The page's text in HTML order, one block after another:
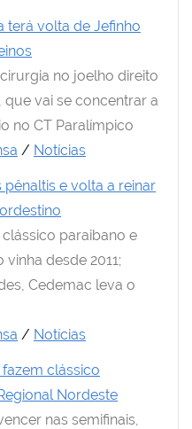
terá volta de Jefinho
no joelho direito
vai se concentrar a
no CT Paralímpico
/ Notícias
e volta a reinar
paraibano e
desde 2011;
Cedemac leva o
/ Notícias
clássico
Nordeste
nas semifinais,